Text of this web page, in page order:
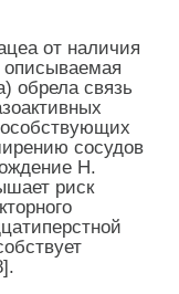
от наличия
обрела связь
сосудов
H.
риск